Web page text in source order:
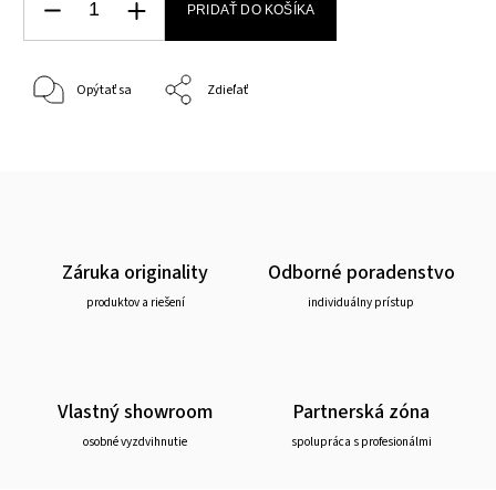
PRIDAŤ DO KOŠÍKA
Opýtať sa Zdieľať
Záruka originality
produktov a riešení
Odborné poradenstvo
individuálny prístup
Vlastný showroom
osobné vyzdvihnutie
Partnerská zóna
spolupráca s profesionálmi